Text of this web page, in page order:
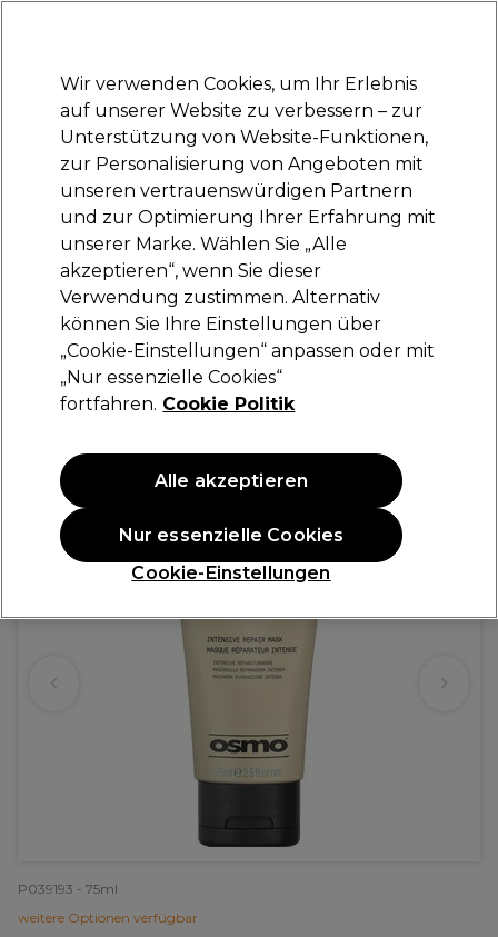
Anmelden
Marken Deals Haare Elektrogeräte Saloneinrichtung
Lieferung und Lieferzeiten
– mehr erfahren
Osmo Deep Moisture Intensive
Reparaturmaske 75ml
5,49 €
ANGEBOT
P039193 - 75ml
weitere Optionen verfügbar
Wir verwenden Cookies, um Ihr Erlebnis
auf unserer Website zu verbessern – zur
Unterstützung von Website-Funktionen,
zur Personalisierung von Angeboten mit
unseren vertrauenswürdigen Partnern
und zur Optimierung Ihrer Erfahrung mit
unserer Marke. Wählen Sie „Alle
akzeptieren“, wenn Sie dieser
Verwendung zustimmen. Alternativ
können Sie Ihre Einstellungen über
„Cookie-Einstellungen“ anpassen oder mit
„Nur essenzielle Cookies“
fortfahren. Cookie Politik
Cookie-Einstellungen
Nur essenzielle Cookies
Alle akzeptieren